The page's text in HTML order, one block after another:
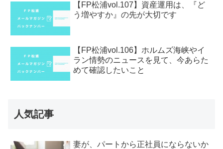
【FP松浦vol.107】資産運用は、『ど
う増やすか』の先が大切です
【FP松浦vol.106】ホルムズ海峡やイ
ラン情勢のニュースを見て、今あらた
めて確認したいこと
人気記事
妻が、パートから正社員にならないか